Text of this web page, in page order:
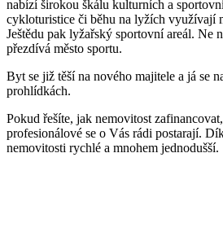
nabízí širokou škálu kulturních a
cykloturistice či běhu na lyžích využívají
Ještědu pak lyžařský sportovní areál. Ne
přezdívá město sportu.
Byt se již těší na nového majitele a já se
prohlídkách.
Pokud řešíte, jak nemovitost
profesionálové se o Vás rádi postarají.
nemovitosti rychlé a mnohem jednodušší.